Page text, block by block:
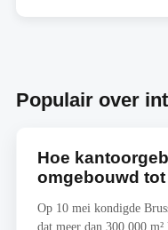
Populair over
Hoe
omgebouwd
Op 10 mei kondigde
dat meer dan 300.000